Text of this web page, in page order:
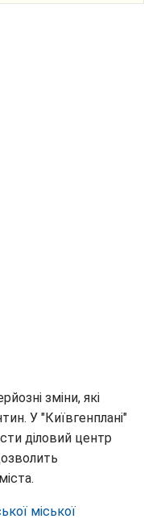
зміни, які
У "Київгенплані"
діловий центр
міської